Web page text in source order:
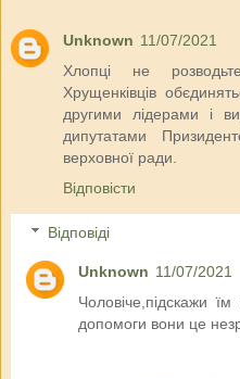
Unknown 11/07/2021
Хлопці не
Хрущенківців
другими лідерами і
дипутатами
верховної ради.
Відповісти
Відповіді
Unknown 11/07/2021
Чоловіче,підскажи
допомоги вони це